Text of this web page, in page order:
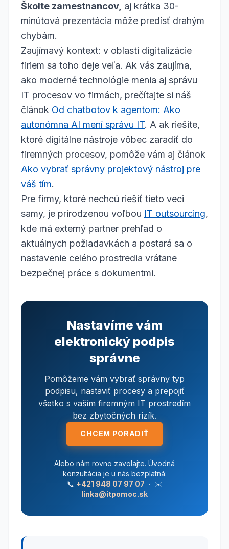
Školte zamestnancov, aj krátka 30-
minútová prezentácia môže predísť drahým
chybám.
Zaujímavý kontext: v oblasti digitalizácie
firiem sa toho deje veľa. Ak vás zaujíma,
ako moderné technológie menia aj správu
IT procesov vo firmách, prečítajte si náš
článok Od chatbotov k agentom: Ako
autonómna AI mení správu IT. A ak riešite,
ktoré digitálne nástroje vôbec zaradiť do
firemných procesov, pomôže vám aj článok
Ako vybrať správny projektový nástroj pre
váš tím.
Pre firmy, ktoré nechcú riešiť tieto veci
samy, je prirodzenou voľbou IT outsourcing,
kde má externý partner prehľad o
aktuálnych požiadavkách a postará sa o
nastavenie celého prostredia vrátane
bezpečnej práce s dokumentmi.
Nastavíme vám
elektronický podpis
správne
Pomôžeme vám vybrať správny typ
podpisu, nastaviť procesy a prepojiť
všetko s vaším firemným IT prostredím
bez zbytočných rizík.
CHCEM PORADIŤ
Alebo nám rovno zavolajte. Úvodná
konzultácia je u nás bezplatná:
📞 +421 948 07 97 07 · ✉️
linka@itpomoc.sk